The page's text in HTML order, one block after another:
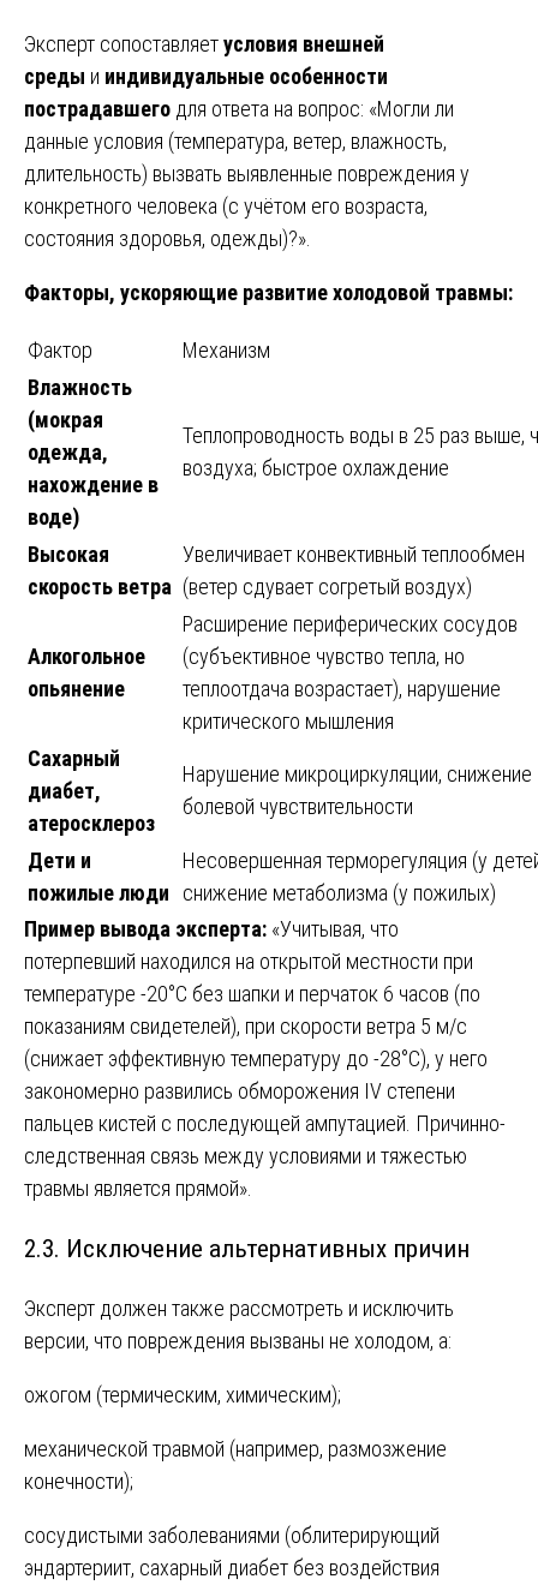
Эксперт сопоставляетусловия внешней
среды и индивидуальные особенности
пострадавшего для ответа на вопрос: «Могли ли
данные условия (температура, ветер, влажность,
длительность) вызвать выявленные повреждения у
конкретного человека (с учётом его возраста,
состояния здоровья, одежды)?».
Факторы, ускоряющие развитие холодовой травмы:
Фактор
Механизм
Влажность
(мокрая
одежда,
нахождение в
воде)
Теплопроводность воды в 25 раз выше,
воздуха; быстрое охлаждение
Высокая
скорость ветра
Увеличивает конвективный теплообмен
(ветер сдувает согретый воздух)
Алкогольное
опьянение
Расширение периферических сосудов
(субъективное чувство тепла, но
теплоотдача возрастает), нарушение
критического мышления
Сахарный
диабет,
атеросклероз
Нарушение микроциркуляции, снижение
болевой чувствительности
Дети и
пожилые люди
Несовершенная терморегуляция (у
снижение метаболизма (у пожилых)
Пример вывода эксперта: «Учитывая, что
потерпевший находился на открытой местности при
температуре -20°C без шапки и перчаток 6 часов (по
показаниям свидетелей), при скорости ветра 5 м/с
(снижает эффективную температуру до -28°C), у него
закономерно развились обморожения IV степени
пальцев кистей с последующей ампутацией. Причинно-
следственная связь между условиями и тяжестью
травмы является прямой».
2.3. Исключение альтернативных причин
Эксперт должен также рассмотреть и исключить
версии, что повреждения вызваны не холодом, а:
ожогом (термическим, химическим);
механической травмой (например, размозжение
конечности);
сосудистыми заболеваниями (облитерирующий
эндартериит, сахарный диабет без воздействия